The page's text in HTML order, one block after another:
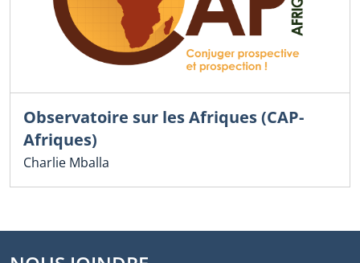
Observatoire sur les Afriques (CAP-
Afriques)
Charlie Mballa